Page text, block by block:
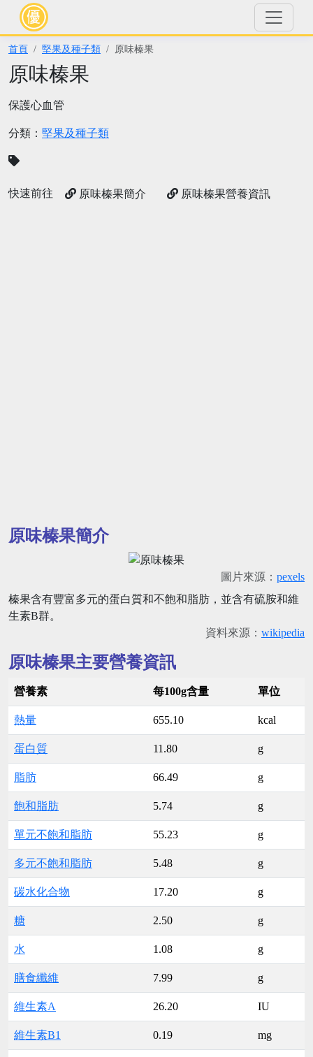
首頁 堅果及種子類 原味榛果
原味榛果
保護心血管
分類： 堅果及種子類
快速前往 原味榛果簡介 原味榛果營養資訊
原味榛果簡介
圖片來源： pexels
榛果含有豐富多元的蛋白質和不飽和脂肪，並含有硫胺和維
生素B群。
資料來源： wikipedia
原味榛果主要營養資訊
營養素 每100g含量 單位
熱量 655.10 kcal
蛋白質 11.80 g
脂肪 66.49 g
飽和脂肪 5.74 g
單元不飽和脂肪 55.23 g
多元不飽和脂肪 5.48 g
碳水化合物 17.20 g
糖 2.50 g
水 1.08 g
膳食纖維 7.99 g
維生素A 26.20 IU
維生素B1 0.19 mg